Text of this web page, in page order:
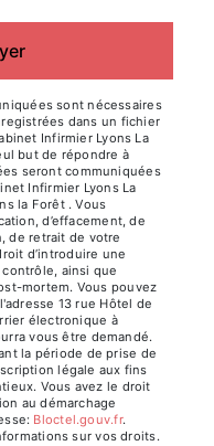
sont nécessaires
dans un fichier
Infirmier Lyons La
but de répondre à
seront communiquées
Infirmier Lyons La
la Forêt . Vous
d’effacement, de
de retrait de votre
d’introduire une
ainsi que
mortem. Vous pouvez
13 rue Hôtel de
électronique à
vous être demandé.
la période de prise de
légale aux fins
Vous avez le droit
au démarchage
Bloctel.gouv.fr.
sur vos droits.